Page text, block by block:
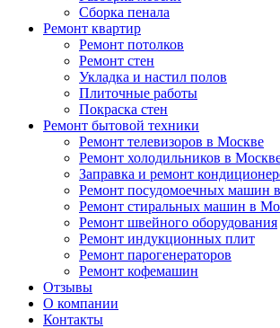
Сборка пенала
Ремонт квартир
Ремонт потолков
Ремонт стен
Укладка и настил полов
Плиточные работы
Покраска стен
Ремонт бытовой техники
Ремонт телевизоров в Москве
Ремонт холодильников в
Заправка и ремонт
Ремонт посудомоечных машин
Ремонт стиральных машин в
Ремонт швейного оборудования
Ремонт индукционных плит
Ремонт парогенераторов
Ремонт кофемашин
Отзывы
О компании
Контакты